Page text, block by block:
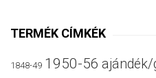
TERMÉK CÍMKÉK
1848-49 1950-56 ajándék/